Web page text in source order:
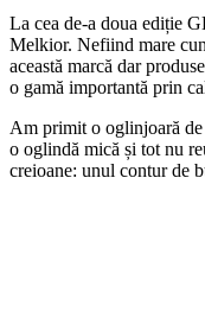
La cea de-a doua ediție
Melkior. Nefiind mare
această marcă dar
o gamă importantă prin
Am primit o oglinjoară
o oglindă mică și tot nu
creioane: unul contur de